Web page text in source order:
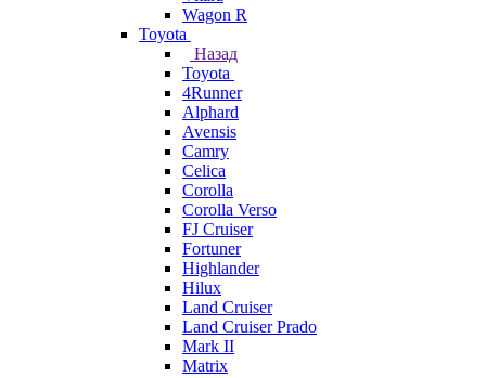
Wagon R
Toyota
Назад
Toyota
4Runner
Alphard
Avensis
Camry
Celica
Corolla
Corolla Verso
FJ Cruiser
Fortuner
Highlander
Hilux
Land Cruiser
Land Cruiser Prado
Mark II
Matrix